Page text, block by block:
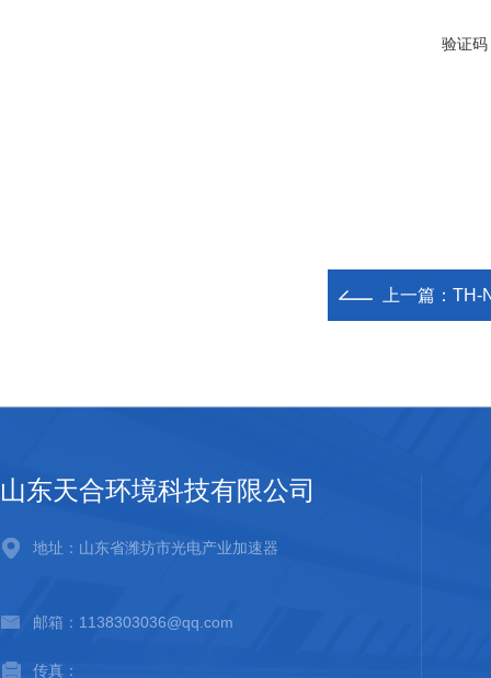
验证码
上一篇： TH-
山东天合环境科技有限公司
地址：山东省潍坊市光电产业加速器
邮箱：1138303036@qq.com
传真：